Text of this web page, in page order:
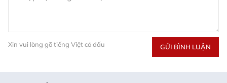
Xin vui lòng gõ tiếng Việt có dấu GỬI BÌNH LUẬN